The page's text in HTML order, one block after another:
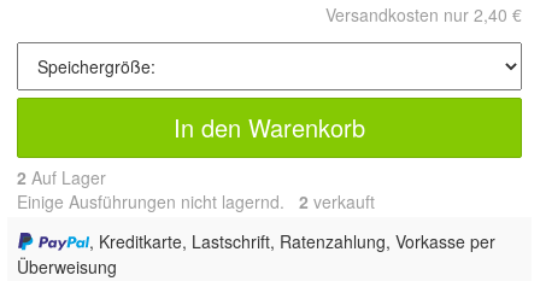
Versandkosten nur 2,40 €
In den Warenkorb
2 Auf Lager
Einige Ausführungen nicht lagernd. 2 verkauft
, Kreditkarte, Lastschrift, Ratenzahlung, Vorkasse per
Überweisung